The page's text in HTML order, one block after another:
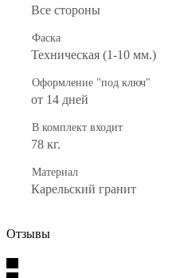
Все стороны
Фаска
Техническая (1-10 мм.)
Оформление "под ключ"
от 14 дней
В комплект входит
78 кг.
Материал
Карельский гранит
Отзывы